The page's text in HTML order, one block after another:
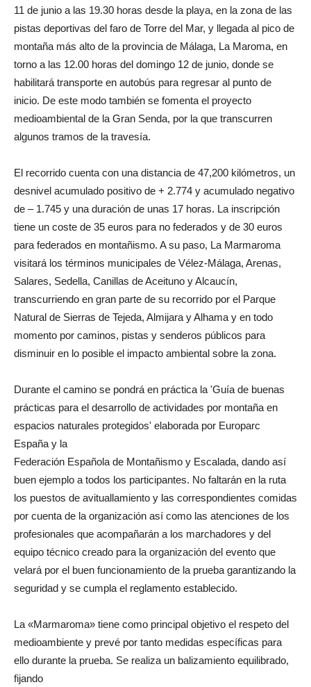
11 de junio a las 19.30 horas desde la playa, en la zona de las
pistas deportivas del faro de Torre del Mar, y llegada al pico de
montaña más alto de la provincia de Málaga, La Maroma, en
torno a las 12.00 horas del domingo 12 de junio, donde se
habilitará transporte en autobús para regresar al punto de
inicio. De este modo también se fomenta el proyecto
medioambiental de la Gran Senda, por la que transcurren
algunos tramos de la travesía.
El recorrido cuenta con una distancia de 47,200 kilómetros, un
desnivel acumulado positivo de + 2.774 y acumulado negativo
de – 1.745 y una duración de unas 17 horas. La inscripción
tiene un coste de 35 euros para no federados y de 30 euros
para federados en montañismo. A su paso, La Marmaroma
visitará los términos municipales de Vélez-Málaga, Arenas,
Salares, Sedella, Canillas de Aceituno y Alcaucín,
transcurriendo en gran parte de su recorrido por el Parque
Natural de Sierras de Tejeda, Almijara y Alhama y en todo
momento por caminos, pistas y senderos públicos para
disminuir en lo posible el impacto ambiental sobre la zona.
Durante el camino se pondrá en práctica la 'Guía de buenas
prácticas para el desarrollo de actividades por montaña en
espacios naturales protegidos' elaborada por Europarc
España y la
Federación Española de Montañismo y Escalada, dando así
buen ejemplo a todos los participantes. No faltarán en la ruta
los puestos de avituallamiento y las correspondientes comidas
por cuenta de la organización así como las atenciones de los
profesionales que acompañarán a los marchadores y del
equipo técnico creado para la organización del evento que
velará por el buen funcionamiento de la prueba garantizando la
seguridad y se cumpla el reglamento establecido.
La «Marmaroma» tiene como principal objetivo el respeto del
medioambiente y prevé por tanto medidas específicas para
ello durante la prueba. Se realiza un balizamiento equilibrado,
fijando